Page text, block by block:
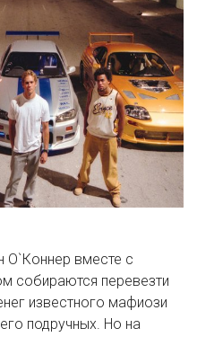
О`Коннер вместе с
собираются перевезти
известного мафиози
подручных. Но на